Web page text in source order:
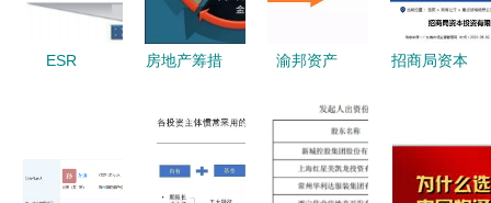
ESR
流地产龙头
房地产筹措
流程与自有
产管理服务
渝邦资产
全程服务，
助您轻松实
现购房梦
招商局资本
务控股股权